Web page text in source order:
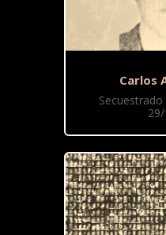
Carlos